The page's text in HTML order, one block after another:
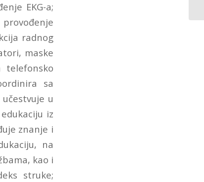
EKG-a;
radnog
maske
sa
u
iz
znanje i
na
kao i
struke;